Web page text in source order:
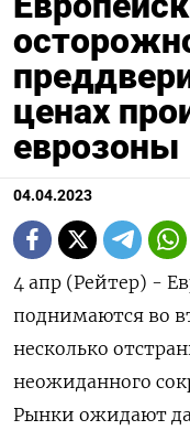
ценах
еврозоны
04.04.2023
4 апр (Рейтер) -
поднимаются во
несколько
неожиданного
Рынки ожидают